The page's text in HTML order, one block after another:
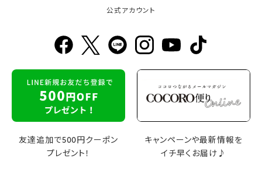
公式アカウント
友達追加で500円クーポン
プレゼント！
キャンペーンや最新情報を
イチ早くお届け♪